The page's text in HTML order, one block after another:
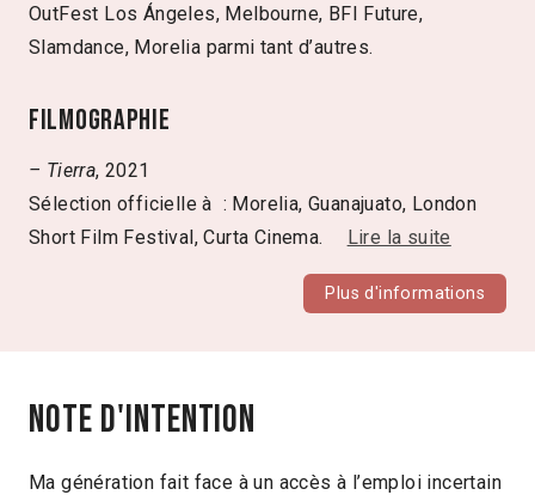
OutFest Los Ángeles, Melbourne, BFI Future,
Slamdance, Morelia parmi tant d’autres.
Filmographie
– Tierra, 2021
Sélection officielle à : Morelia, Guanajuato, London
Short Film Festival, Curta Cinema.
Lire la suite
Plus d'informations
Note d'intention
Ma génération fait face à un accès à l’emploi incertain